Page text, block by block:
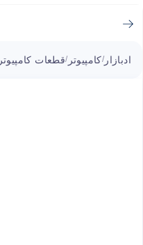
ادبازار /کامپیوتر /قطعات کامپیوتر